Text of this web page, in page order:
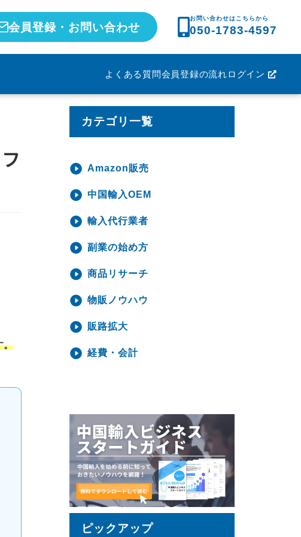
会員登録・お問い合わせ
お問い合わせはこちらから
050-1783-4597
よくある質問会員登録の流れログイン
。
カテゴリ一覧
Amazon販売
中国輸入OEM
輸入代行業者
副業の始め方
商品リサーチ
物販ノウハウ
販路拡大
経費・会計
ピックアップ